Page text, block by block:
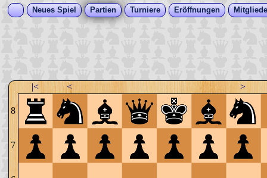
Neues Spiel Partien Turniere Eröffnungen
|< < >
8
7